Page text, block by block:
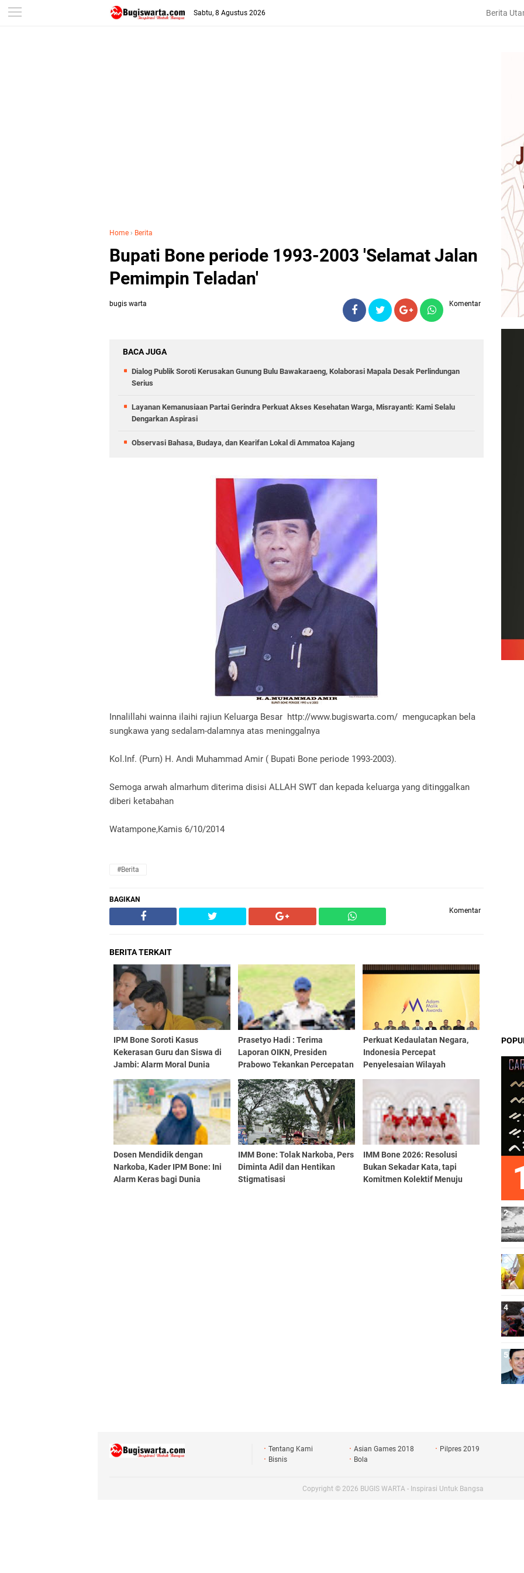
-->
Sabtu, 8 Agustus 2026 Berita
Home › Berita
Bupati Bone periode 1993-2003 'Selamat Jalan
Pemimpin Teladan'
bugis warta Komentar
BACA JUGA
Dialog Publik Soroti Kerusakan Gunung Bulu Bawakaraeng, Kolaborasi Mapala Desak Perlindungan
Serius
Layanan Kemanusiaan Partai Gerindra Perkuat Akses Kesehatan Warga, Misrayanti: Kami Selalu
Dengarkan Aspirasi
Observasi Bahasa, Budaya, dan Kearifan Lokal di Ammatoa Kajang
Innalillahi wainna ilaihi rajiun Keluarga Besar http://www.bugiswarta.com/ mengucapkan bela
sungkawa yang sedalam-dalamnya atas meninggalnya
Kol.Inf. (Purn) H. Andi Muhammad Amir ( Bupati Bone periode 1993-2003).
Semoga arwah almarhum diterima disisi ALLAH SWT dan kepada keluarga yang ditinggalkan
diberi ketabahan
Watampone,Kamis 6/10/2014
#Berita
BAGIKAN
Komentar
BERITA TERKAIT
IPM Bone Soroti Kasus
Kekerasan Guru dan Siswa di
Jambi: Alarm Moral Dunia
Prasetyo Hadi : Terima
Laporan OIKN, Presiden
Prabowo Tekankan Percepatan
Perkuat Kedaulatan Negara,
Indonesia Percepat
Penyelesaian Wilayah
Dosen Mendidik dengan
Narkoba, Kader IPM Bone: Ini
Alarm Keras bagi Dunia
IMM Bone: Tolak Narkoba, Pers
Diminta Adil dan Hentikan
Stigmatisasi
IMM Bone 2026: Resolusi
Bukan Sekadar Kata, tapi
Komitmen Kolektif Menuju
Tentang Kami Asian Games 2018
Pilpres 2019
Bisnis
Bola
Copyright © 2026 BUGIS WARTA - Inspirasi Untuk Bangsa